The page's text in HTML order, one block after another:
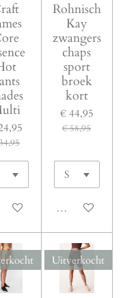
Rohnisch
Kay
zwangers
chaps
sport
broek
kort
€ 44,95
€ 58,95
Uitverkocht
Uitverkocht